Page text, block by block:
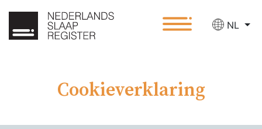
NL
Cookieverklaring